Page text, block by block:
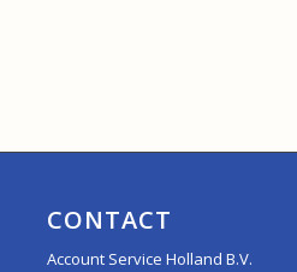
CONTACT
Account Service Holland B.V.